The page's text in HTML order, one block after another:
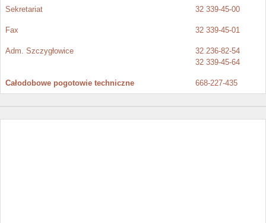
Sekretariat 32 339-45-00
Fax 32 339-45-01
Adm. Szczygłowice
32 236-82-54
32 339-45-64
Całodobowe pogotowie techniczne 668-227-435